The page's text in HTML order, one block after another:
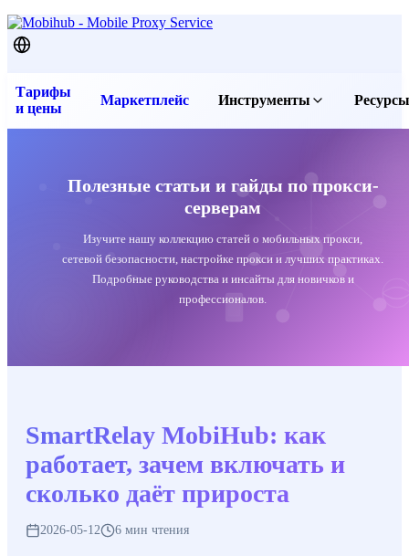
Тарифы
и цены
Маркетплейс Инструменты
Бесплатные прокси
Проверить IP
Скачать приложение
Ресурсы
Полезные статьи и гайды по прокси-
серверам
Изучите нашу коллекцию статей о мобильных прокси,
сетевой безопасности, настройке прокси и лучших практиках.
Подробные руководства и инсайты для новичков и
профессионалов.
SmartRelay MobiHub: как
работает, зачем включать и
сколько даёт прироста
2026-05-12 6 мин чтения